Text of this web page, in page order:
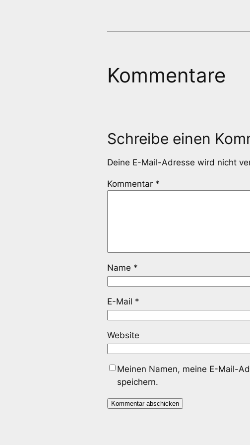
Kommentare
Schreibe einen
Deine E-Mail-Adresse wird nicht
Kommentar *
Name *
E-Mail *
Website
Meinen Namen, meine E-Mail-
speichern.